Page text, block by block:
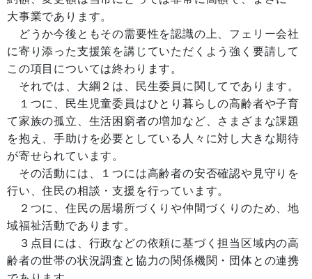
大事業であります。
どうか今後ともその需要性を認識の上、フェリー会社
に寄り添った支援策を講じていただくよう強く要請して
この項目については終わります。
それでは、大綱２は、民生委員に関してであります。
１つに、民生児童委員はひとり暮らしの高齢者や子育
て家族の孤立、生活困窮者の増加など、さまざまな課題
を抱え、手助けを必要としている人々に対し大きな期待
が寄せられています。
その活動には、１つには高齢者の安否確認や見守りを
行い、住民の相談・支援を行っています。
２つに、住民の居場所づくりや仲間づくりのため、地
域福祉活動であります。
３点目には、行政などの依頼に基づく担当区域内の高
齢者の世帯の状況調査と協力の関係機関・団体との連携